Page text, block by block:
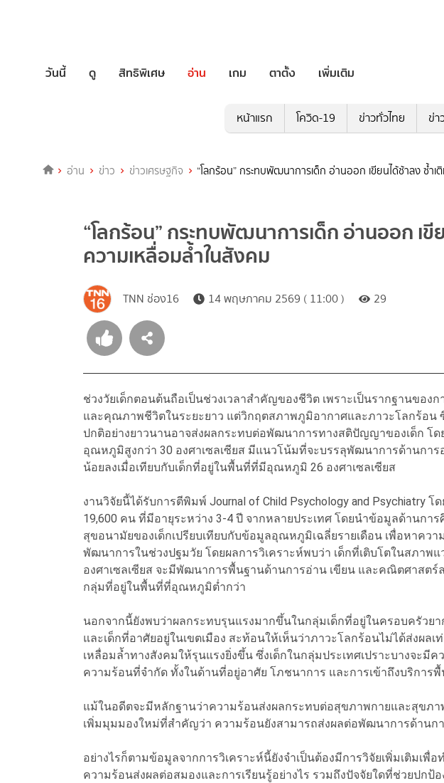
วันนี้ ดู สิทธิพิเศษ อ่าน เกม ตาตั้ง เพิ่มเติม
หน้าแรก โควิด-19 ข่าวทั่วไทย ข่า
อ่าน ข่าว ข่าวเศรษฐกิจ “โลกร้อน” กระทบพัฒนาการเด็ก อ่านออก เขียนได้ช้าลง ซ้ำเ
“โลกร้อน” กระทบพัฒนาการเด็ก อ่านออก เขี
ความเหลื่อมล้ำในสังคม
TNN ช่อง16 14 พฤษภาคม 2569 ( 11:00 ) 29
ช่วงวัยเด็กตอนต้นถือเป็นช่วงเวลาสำคัญของชีวิต เพราะเป็นรากฐานของ
และคุณภาพชีวิตในระยะยาว แต่วิกฤตสภาพภูมิอากาศและภาวะโลกร้อ
ปกติอย่างยาวนานอาจส่งผลกระทบต่อพัฒนาการทางสติปัญญาของเด็ก โด
อุณหภูมิสูงกว่า 30 องศาเซลเซียส มีแนวโน้มที่จะบรรลุพัฒนาการด้านกา
น้อยลงเมื่อเทียบกับเด็กที่อยู่ในพื้นที่ที่มีอุณหภูมิ 26 องศาเซลเซียส
งานวิจัยนี้ได้รับการตีพิมพ์ Journal of Child Psychology and Psychiatry โ
19,600 คน ที่มีอายุระหว่าง 3-4 ปี จากหลายประเทศ โดยนำข้อมูลด้านกา
สุขอนามัยของเด็กเปรียบเทียบกับข้อมูลอุณหภูมิเฉลี่ยรายเดือน เพื่อหาคว
พัฒนาการในช่วงปฐมวัย โดยผลการวิเคราะห์พบว่า เด็กที่เติบโตในสภา
องศาเซลเซียส จะมีพัฒนาการพื้นฐานด้านการอ่าน เขียน และคณิตศาสตร์
กลุ่มที่อยู่ในพื้นที่ที่อุณหภูมิต่ำกว่า
นอกจากนี้ยังพบว่าผลกระทบรุนแรงมากขึ้นในกลุ่มเด็กที่อยู่ในครอบครัวย
และเด็กที่อาศัยอยู่ในเขตเมือง สะท้อนให้เห็นว่าภาวะโลกร้อนไม่ได้ส่งผลเ
เหลื่อมล้ำทางสังคมให้รุนแรงยิ่งขึ้น ซึ่งเด็กในกลุ่มประเทศเปราะบางจะมี
ความร้อนที่จำกัด ทั้งในด้านที่อยู่อาศัย โภชนาการ และการเข้าถึงบริการ
แม้ในอดีตจะมีหลักฐานว่าความร้อนส่งผลกระทบต่อสุขภาพกายและสุขภ
เพิ่มมุมมองใหม่ที่สำคัญว่า ความร้อนยังสามารถส่งผลต่อพัฒนาการด้านกา
อย่างไรก็ตามข้อมูลจากการวิเคราะห์นี้ยังจำเป็นต้องมีการวิจัยเพิ่มเติมเพื่
ความร้อนส่งผลต่อสมองและการเรียนรู้อย่างไร รวมถึงปัจจัยใดที่ช่วยปกป้อ